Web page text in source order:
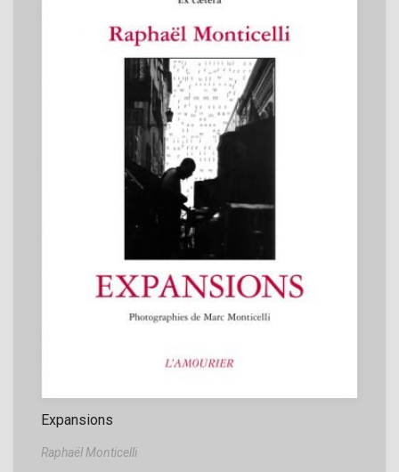
Expansions
Raphaël Monticelli